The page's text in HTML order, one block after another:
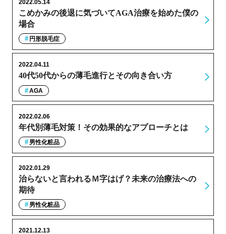
こめかみの後退に気づいてAGA治療を始めた僕の
場合
2022.05.14
円形脱毛症
40代50代からの薄毛進行とその向き合い方
2022.04.11
AGA
年代別薄毛対策！その効果的なアプローチとは
2022.02.06
男性化粧品
治らないと言われるＭ字はげ？未来の治療法への
期待
2022.01.29
男性化粧品
2021.12.13